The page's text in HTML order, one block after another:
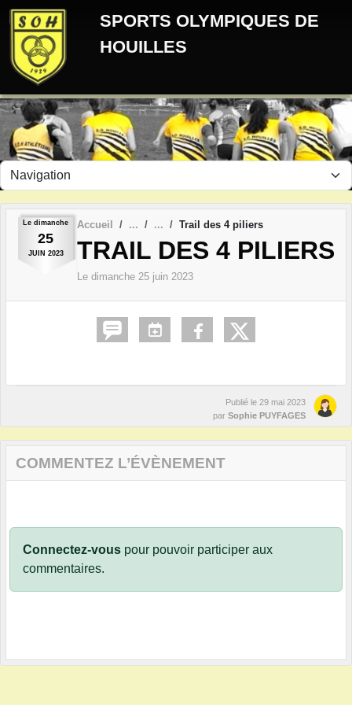
SPORTS OLYMPIQUES DE
HOUILLES
Le dimanche
25
JUIN 2023
Accueil Trail des 4 piliers
TRAIL DES 4 PILIERS
Le dimanche 25 juin 2023
Publié le 29 mai 2023
par Sophie PUYFAGES
COMMENTEZ L’ÉVÈNEMENT
Connectez-vous pour pouvoir participer aux
commentaires.
Panneau de gestion des cookies